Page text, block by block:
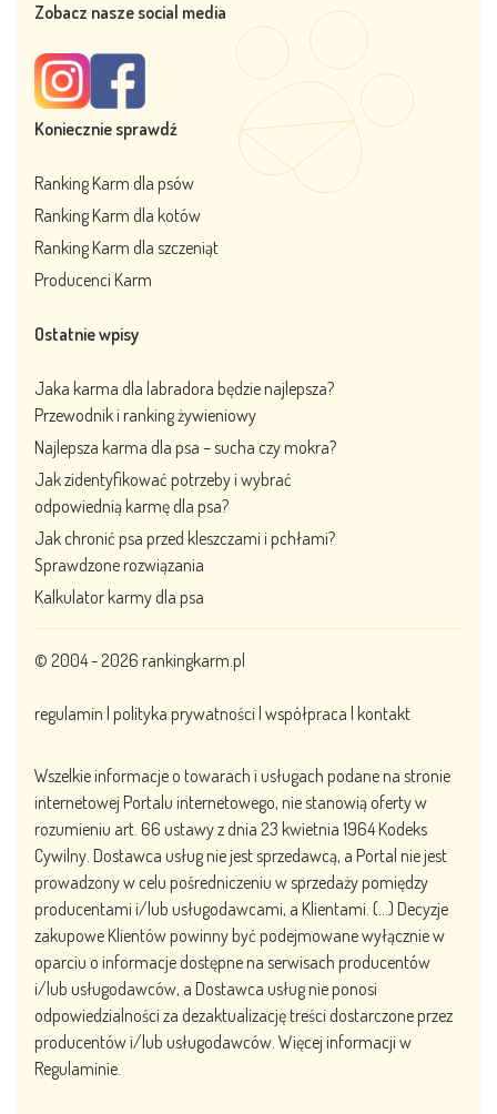
Zobacz nasze social media
Koniecznie sprawdź
Ranking Karm dla psów
Ranking Karm dla kotów
Ranking Karm dla szczeniąt
Producenci Karm
Ostatnie wpisy
Jaka karma dla labradora będzie najlepsza?
Przewodnik i ranking żywieniowy
Najlepsza karma dla psa – sucha czy mokra?
Jak zidentyfikować potrzeby i wybrać
odpowiednią karmę dla psa?
Jak chronić psa przed kleszczami i pchłami?
Sprawdzone rozwiązania
Kalkulator karmy dla psa
© 2004 - 2026 rankingkarm.pl
regulamin polityka prywatności współpraca kontakt
Wszelkie informacje o towarach i usługach podane na stronie
internetowej Portalu internetowego, nie stanowią oferty w
rozumieniu art. 66 ustawy z dnia 23 kwietnia 1964 Kodeks
Cywilny. Dostawca usług nie jest sprzedawcą, a Portal nie jest
prowadzony w celu pośredniczeniu w sprzedaży pomiędzy
producentami i/lub usługodawcami, a Klientami. (…) Decyzje
zakupowe Klientów powinny być podejmowane wyłącznie w
oparciu o informacje dostępne na serwisach producentów
i/lub usługodawców, a Dostawca usług nie ponosi
odpowiedzialności za dezaktualizację treści dostarczone przez
producentów i/lub usługodawców. Więcej informacji w
Regulaminie.